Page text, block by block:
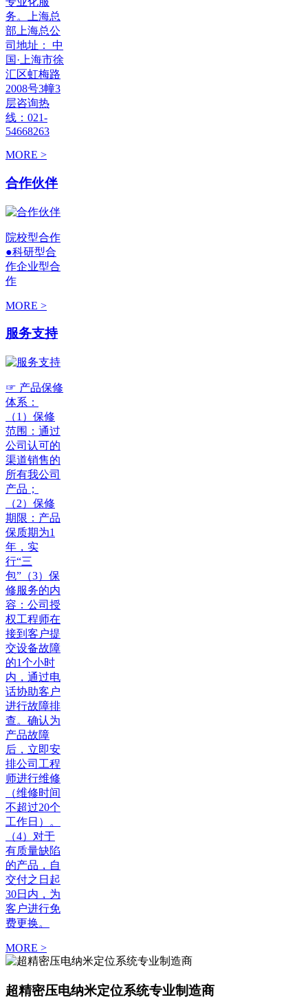
务。上海总
部上海总公
司地址： 中
国·上海市徐
汇区虹梅路
2008号3幢3
层咨询热
线：021-
54668263
MORE >
合作伙伴
院校型合作
●科研型合
作企业型合
作
MORE >
服务支持
☞ 产品保修
体系：
（1）保修
范围：通过
公司认可的
渠道销售的
所有我公司
产品；
（2）保修
期限：产品
保质期为1
年，实
行“三
包”（3）保
修服务的内
容：公司授
权工程师在
接到客户提
交设备故障
的1个小时
内，通过电
话协助客户
进行故障排
查。确认为
产品故障
后，立即安
排公司工程
师进行维修
（维修时间
不超过20个
工作日）。
（4）对于
有质量缺陷
的产品，自
交付之日起
30日内，为
客户进行免
费更换。
MORE >
超精密压电纳米定位系统专业制造商